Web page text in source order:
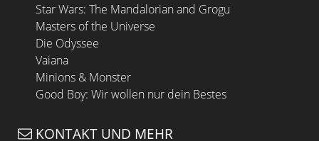
Star Wars: The Mandalorian and Grogu
Masters of the Universe
Die Odyssee
Vaiana
Minions & Monster
Good Boy: Wir wollen nur dein Bestes
KONTAKT UND MEHR